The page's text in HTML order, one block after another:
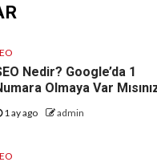
Nedir? Google’da 1
Olmaya Var
1 ay ago admin